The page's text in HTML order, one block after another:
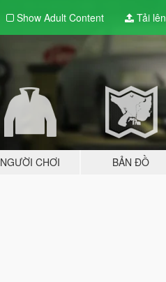
Show Adult Content Tải lên
NGƯỜI CHƠI BẢN ĐỒ